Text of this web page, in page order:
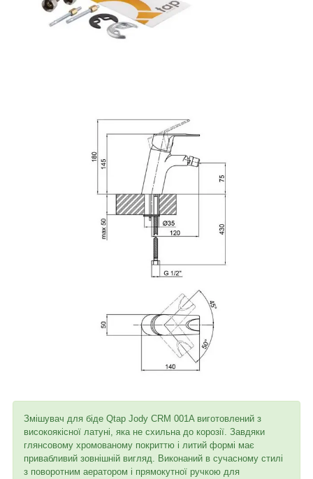
Змішувач для біде Qtap Jody CRM 001A виготовлений з
високоякісної латуні, яка не схильна до корозії. Завдяки
глянсовому хромованому покриттю і литий формі має
привабливий зовнішній вигляд. Виконаний в сучасному стилі
з поворотним аератором і прямокутної ручкою для